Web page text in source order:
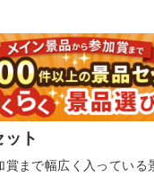
ト
賞まで幅広く入っている